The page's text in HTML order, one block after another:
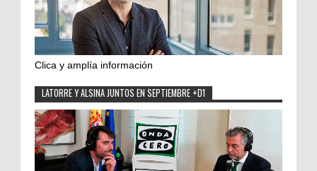
Clica y amplía información
LATORRE Y ALSINA JUNTOS EN SEPTIEMBRE +D1